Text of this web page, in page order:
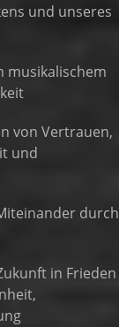
und unseres
musikalischem
von Vertrauen,
und
durch
in Frieden